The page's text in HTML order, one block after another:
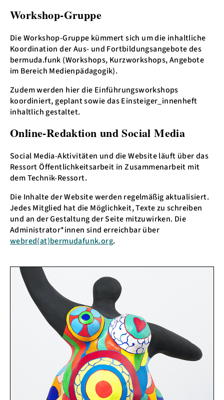
Workshop-Gruppe
Die Workshop-Gruppe kümmert sich um die inhaltliche
Koordination der Aus- und Fortbildungsangebote des
bermuda.funk (Workshops, Kurzworkshops, Angebote
im Bereich Medienpädagogik).
Zudem werden hier die Einführungsworkshops
koordiniert, geplant sowie das Einsteiger_innenheft
inhaltlich gestaltet.
Online-Redaktion und Social Media
Social Media-Aktivitäten und die Website läuft über das
Ressort Öffentlichkeitsarbeit in Zusammenarbeit mit
dem Technik-Ressort.
Die Inhalte der Website werden regelmäßig aktualisiert.
Jedes Mitglied hat die Möglichkeit, Texte zu schreiben
und an der Gestaltung der Seite mitzuwirken. Die
Administrator*innen sind erreichbar über
webred(at)bermudafunk.org.